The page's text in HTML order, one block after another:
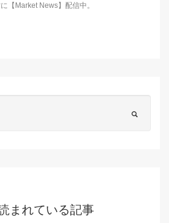
【Market News】配信中。
まれている記事